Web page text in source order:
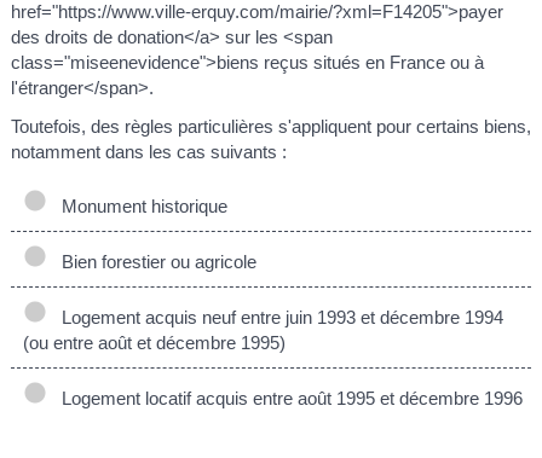
href="https://www.ville-erquy.com/mairie/?xml=F14205">payer
des droits de donation</a> sur les <span
class="miseenevidence">biens reçus situés en France ou à
l'étranger</span>.
Toutefois, des règles particulières s'appliquent pour certains biens,
notamment dans les cas suivants :
Monument historique
Bien forestier ou agricole
Logement acquis neuf entre juin 1993 et décembre 1994
(ou entre août et décembre 1995)
Logement locatif acquis entre août 1995 et décembre 1996